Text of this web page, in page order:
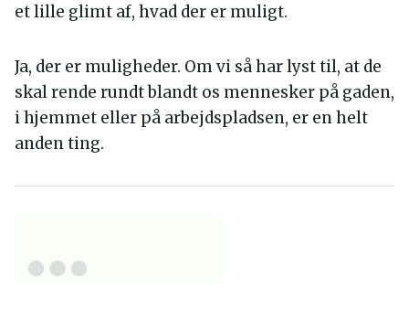
et lille glimt af, hvad der er muligt.
Ja, der er muligheder. Om vi så har lyst til, at de
skal rende rundt blandt os mennesker på gaden,
i hjemmet eller på arbejdspladsen, er en helt
anden ting.